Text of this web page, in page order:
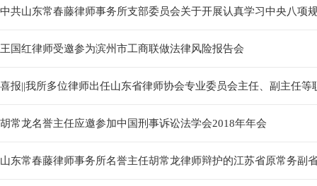
中共山东常春藤律师事务所支部委员会关于开展认真学习中央八项
王国红律师受邀参为滨州市工商联做法律风险报告会
喜报||我所多位律师出任山东省律师协会专业委员会主任、副主任等
胡常龙名誉主任应邀参加中国刑事诉讼法学会2018年年会
山东常春藤律师事务所名誉主任胡常龙律师辩护的江苏省原常务副